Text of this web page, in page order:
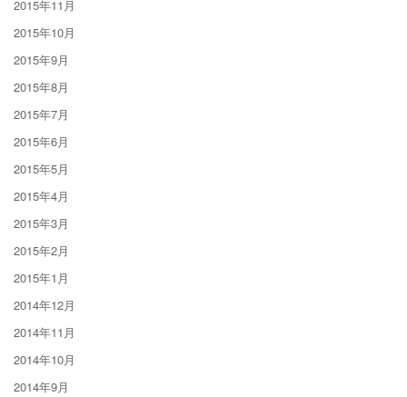
2015年11月
2015年10月
2015年9月
2015年8月
2015年7月
2015年6月
2015年5月
2015年4月
2015年3月
2015年2月
2015年1月
2014年12月
2014年11月
2014年10月
2014年9月